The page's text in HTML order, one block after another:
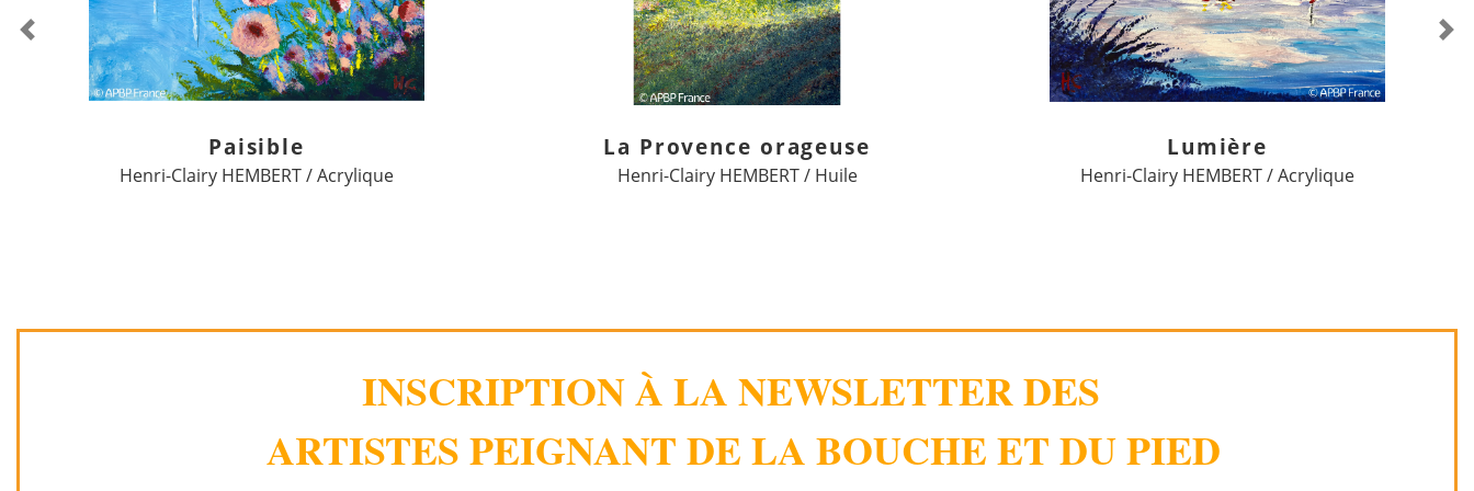
Paisible
Henri-Clairy HEMBERT / Acrylique
La Provence orageuse
Henri-Clairy HEMBERT / Huile
Lumière
Henri-Clairy HEMBERT / Acrylique
Previous
INSCRIPTION À LA NEWSLETTER DES
ARTISTES PEIGNANT DE LA BOUCHE ET DU PIED